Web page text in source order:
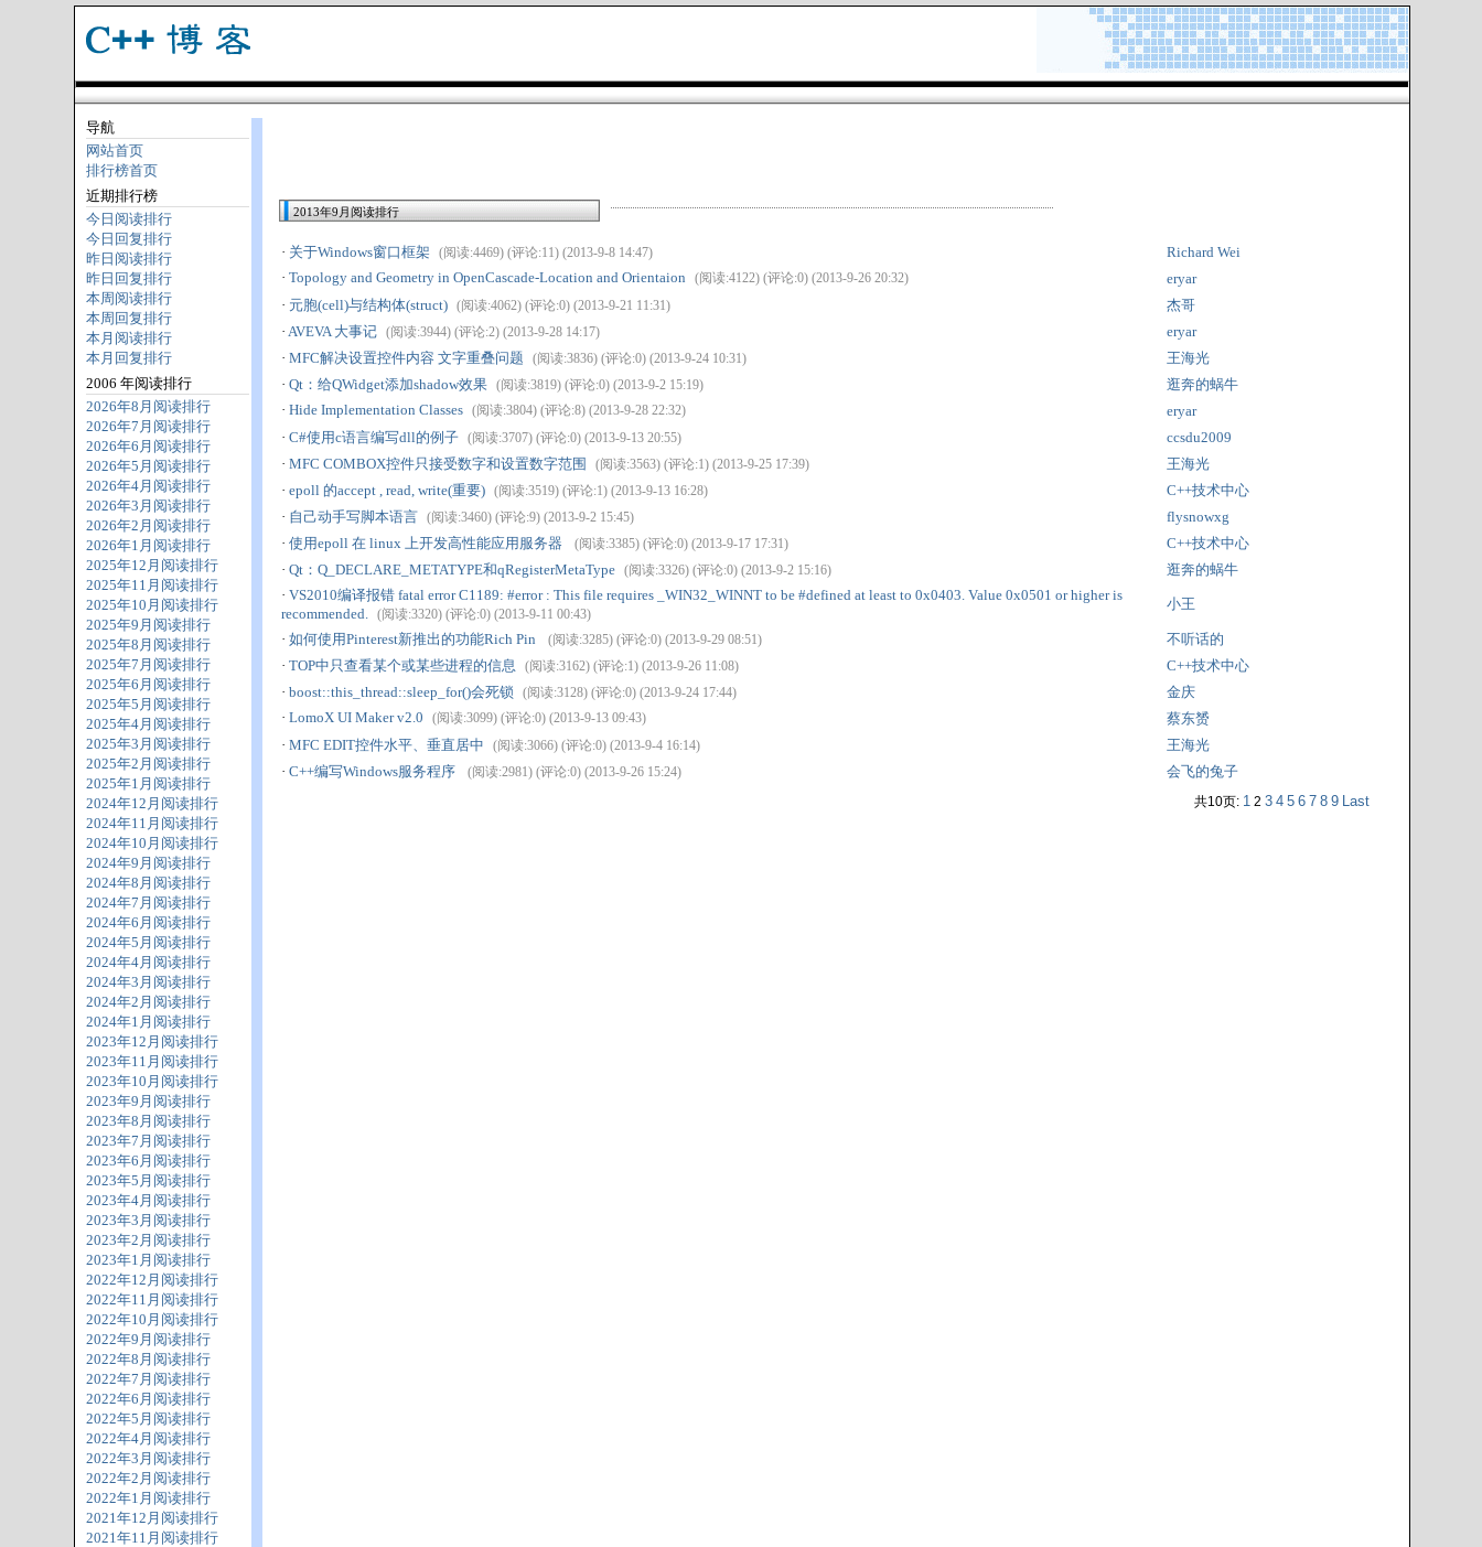
导航
网站首页
排行榜首页
近期排行榜
今日阅读排行
今日回复排行
昨日阅读排行
昨日回复排行
本周阅读排行
本周回复排行
本月阅读排行
本月回复排行
2006 年阅读排行
2026年8月阅读排行
2026年7月阅读排行
2026年6月阅读排行
2026年5月阅读排行
2026年4月阅读排行
2026年3月阅读排行
2026年2月阅读排行
2026年1月阅读排行
2025年12月阅读排行
2025年11月阅读排行
2025年10月阅读排行
2025年9月阅读排行
2025年8月阅读排行
2025年7月阅读排行
2025年6月阅读排行
2025年5月阅读排行
2025年4月阅读排行
2025年3月阅读排行
2025年2月阅读排行
2025年1月阅读排行
2024年12月阅读排行
2024年11月阅读排行
2024年10月阅读排行
2024年9月阅读排行
2024年8月阅读排行
2024年7月阅读排行
2024年6月阅读排行
2024年5月阅读排行
2024年4月阅读排行
2024年3月阅读排行
2024年2月阅读排行
2024年1月阅读排行
2023年12月阅读排行
2023年11月阅读排行
2023年10月阅读排行
2023年9月阅读排行
2023年8月阅读排行
2023年7月阅读排行
2023年6月阅读排行
2023年5月阅读排行
2023年4月阅读排行
2023年3月阅读排行
2023年2月阅读排行
2023年1月阅读排行
2022年12月阅读排行
2022年11月阅读排行
2022年10月阅读排行
2022年9月阅读排行
2022年8月阅读排行
2022年7月阅读排行
2022年6月阅读排行
2022年5月阅读排行
2022年4月阅读排行
2022年3月阅读排行
2022年2月阅读排行
2022年1月阅读排行
2021年12月阅读排行
2021年11月阅读排行
2013年9月阅读排行
· 关于Windows窗口框架 (阅读:4469) (评论:11) (2013-9-8 14:47)
Richard Wei
·Topology and Geometry in OpenCascade-Location and Orientaion (阅读:4122) (评论:0) (2013-9-26 20:32)
eryar
· 元胞(cell)与结构体(struct) (阅读:4062) (评论:0) (2013-9-21 11:31)
杰哥
·AVEVA 大事记 (阅读:3944) (评论:2) (2013-9-28 14:17)
eryar
·MFC解决设置控件内容 文字重叠问题 (阅读:3836) (评论:0) (2013-9-24 10:31)
王海光
·Qt：给QWidget添加shadow效果 (阅读:3819) (评论:0) (2013-9-2 15:19)
逛奔的蜗牛
·Hide Implementation Classes (阅读:3804) (评论:8) (2013-9-28 22:32)
eryar
·C#使用c语言编写dll的例子 (阅读:3707) (评论:0) (2013-9-13 20:55)
ccsdu2009
·MFC COMBOX控件只接受数字和设置数字范围 (阅读:3563) (评论:1) (2013-9-25 17:39)
王海光
·epoll 的accept , read, write(重要) (阅读:3519) (评论:1) (2013-9-13 16:28)
C++技术中心
· 自己动手写脚本语言 (阅读:3460) (评论:9) (2013-9-2 15:45)
flysnowxg
·使用epoll 在 linux 上开发高性能应用服务器 (阅读:3385) (评论:0) (2013-9-17 17:31)
C++技术中心
·Qt：Q_DECLARE_METATYPE和qRegisterMetaType (阅读:3326) (评论:0) (2013-9-2 15:16)
逛奔的蜗牛
·VS2010编译报错 fatal error C1189: #error : This file requires _WIN32_WINNT to be #defined at least to 0x0403. Value 0x0501 or higher is
recommended. (阅读:3320) (评论:0) (2013-9-11 00:43)
小王
·如何使用Pinterest新推出的功能Rich Pin (阅读:3285) (评论:0) (2013-9-29 08:51)
不听话的
·TOP中只查看某个或某些进程的信息 (阅读:3162) (评论:1) (2013-9-26 11:08)
C++技术中心
·boost::this_thread::sleep_for()会死锁 (阅读:3128) (评论:0) (2013-9-24 17:44)
金庆
·LomoX UI Maker v2.0 (阅读:3099) (评论:0) (2013-9-13 09:43)
蔡东赟
·MFC EDIT控件水平、垂直居中 (阅读:3066) (评论:0) (2013-9-4 16:14)
王海光
·C++编写Windows服务程序 (阅读:2981) (评论:0) (2013-9-26 15:24) 会飞的兔子
共10页: 12 3 4 5 6 7 8 9 Last